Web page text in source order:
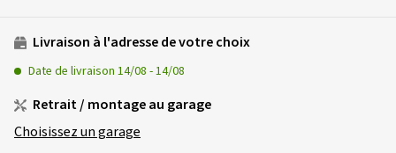
Livraison à l'adresse de votre choix
Date de livraison 14/08 -14/08
Retrait / montage au garage
Choisissez un garage